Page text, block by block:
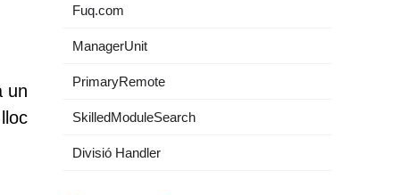
un
Fuq.com
ManagerUnit
PrimaryRemote
SkilledModuleSearch
Divisió Handler